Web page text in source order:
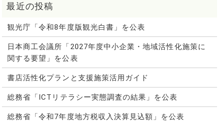
観光庁「令和8年度版観光白書」を公表
日本商工会議所「2027年度中小企業・地域活性化施策に
関する要望」を公表
書店活性化プランと支援施策活用ガイド
総務省「ICTリテラシー実態調査の結果」を公表
総務省「令和7年度地方税収入決算見込額」を公表